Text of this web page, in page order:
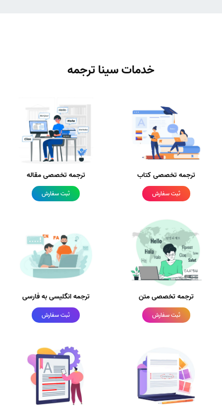
خدمات سینا ترجمه
ترجمه تخصصی کتاب
ثبت سفارش
ترجمه تخصصی مقاله
ثبت سفارش
ترجمه تخصصی متن
ثبت سفارش
ترجمه انگلیسی به فارسی
ثبت سفارش